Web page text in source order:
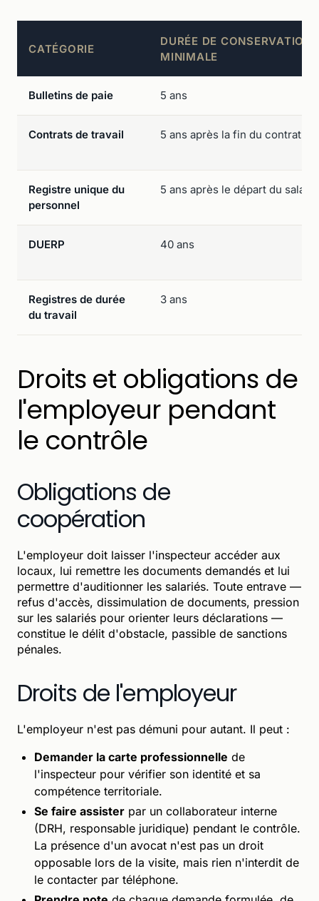
CATÉGORIE
DURÉE DE CONSERVATION
MINIMALE
Bulletins de paie 5 ans
Contrats de travail 5 ans après la fin du contrat
Registre unique du
personnel
5 ans après le départ du salarié
DUERP 40 ans
Registres de durée
du travail
3 ans
Droits et obligations de
l'employeur pendant
le contrôle
Obligations de
coopération
L'employeur doit laisser l'inspecteur accéder aux
locaux, lui remettre les documents demandés et lui
permettre d'auditionner les salariés. Toute entrave —
refus d'accès, dissimulation de documents, pression
sur les salariés pour orienter leurs déclarations —
constitue le délit d'obstacle, passible de sanctions
pénales.
Droits de l'employeur
L'employeur n'est pas démuni pour autant. Il peut :
Demander la carte professionnelle de
l'inspecteur pour vérifier son identité et sa
compétence territoriale.
Se faire assister par un collaborateur interne
(DRH, responsable juridique) pendant le contrôle.
La présence d'un avocat n'est pas un droit
opposable lors de la visite, mais rien n'interdit de
le contacter par téléphone.